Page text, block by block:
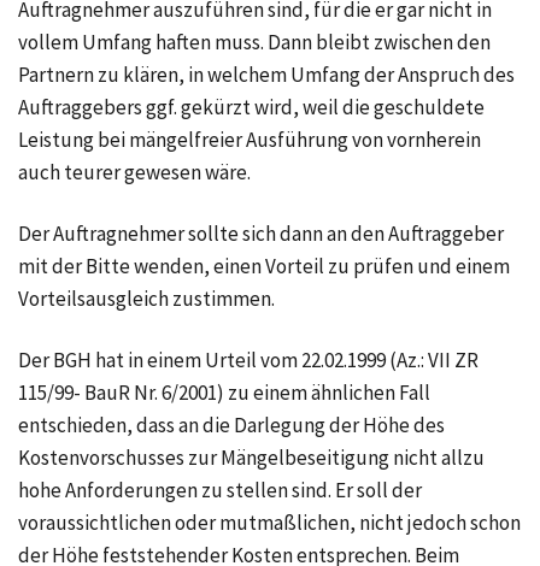
Auftragnehmer auszuführen sind, für die er gar nicht in
vollem Umfang haften muss. Dann bleibt zwischen den
Partnern zu klären, in welchem Umfang der Anspruch des
Auftraggebers ggf. gekürzt wird, weil die geschuldete
Leistung bei mängelfreier Ausführung von vornherein
auch teurer gewesen wäre.
Der Auftragnehmer sollte sich dann an den Auftraggeber
mit der Bitte wenden, einen Vorteil zu prüfen und einem
Vorteilsausgleich zustimmen.
Der BGH hat in einem Urteil vom 22.02.1999 (Az.: VII ZR
115/99- BauR Nr. 6/2001) zu einem ähnlichen Fall
entschieden, dass an die Darlegung der Höhe des
Kostenvorschusses zur Mängelbeseitigung nicht allzu
hohe Anforderungen zu stellen sind. Er soll der
voraussichtlichen oder mutmaßlichen, nicht jedoch schon
der Höhe feststehender Kosten entsprechen. Beim